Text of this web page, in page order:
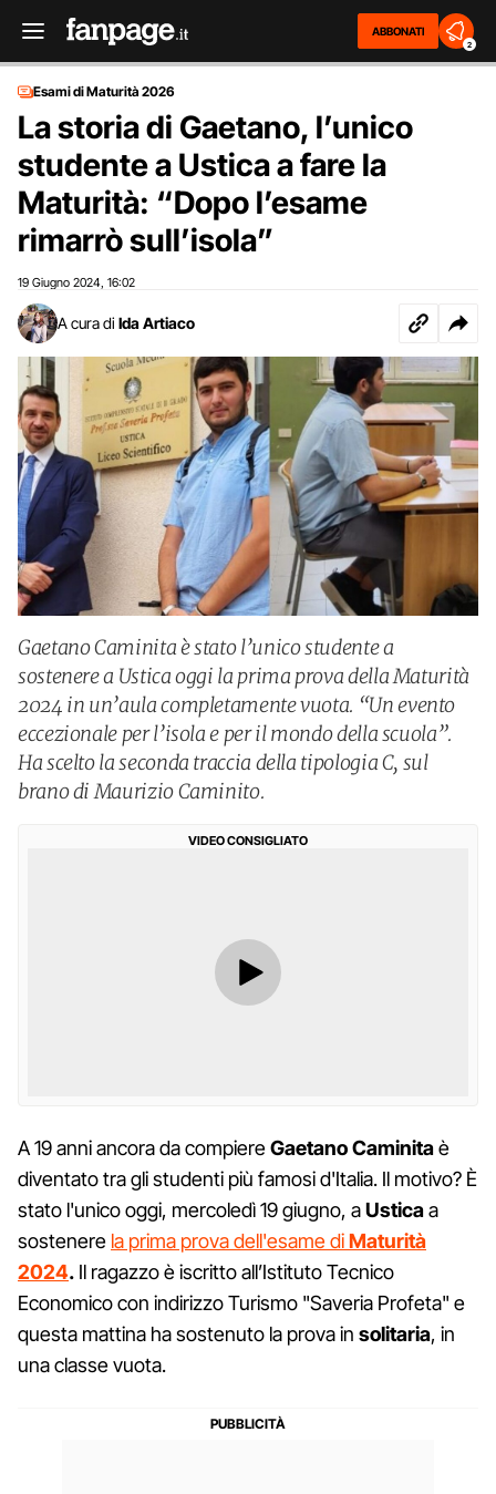
ABBONATI
2
Esami di Maturità 2026
La storia di Gaetano, l’unico
studente a Ustica a fare la
Maturità: “Dopo l’esame
rimarrò sull’isola”
19 Giugno 2024 16:02
A cura di Ida Artiaco
Gaetano Caminita è stato l’unico studente a
sostenere a Ustica oggi la prima prova della Maturità
2024 in un’aula completamente vuota. “Un evento
eccezionale per l’isola e per il mondo della scuola”.
Ha scelto la seconda traccia della tipologia C, sul
brano di Maurizio Caminito.
VIDEO CONSIGLIATO
A 19 anni ancora da compiereGaetanoCaminitaè
diventato tra gli studenti più famosi d'Italia. Il motivo? È
stato l'unico oggi, mercoledì 19 giugno, aUsticaa
sostenere la prima prova dell'esame diMaturità
2024. Il ragazzo è iscritto all’Istituto Tecnico
Economico con indirizzo Turismo "Saveria Profeta" e
questa mattina ha sostenuto la prova in solitaria, in
una classe vuota.